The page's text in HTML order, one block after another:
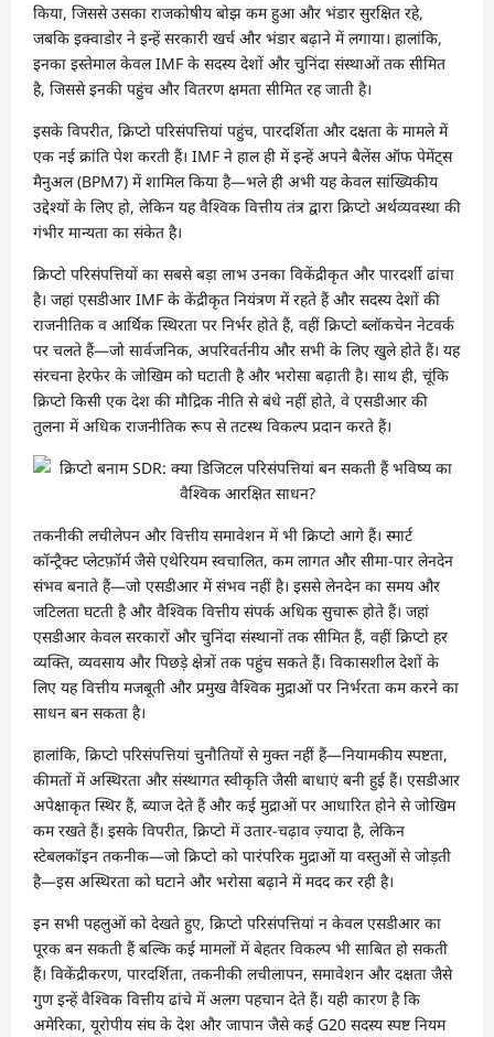
किया, जिससे उसका राजकोषीय बोझ कम हुआ और भंडार सुरक्षित रहे,
जबकि इक्वाडोर ने इन्हें सरकारी खर्च और भंडार बढ़ाने में लगाया। हालांकि,
इनका इस्तेमाल केवल IMF के सदस्य देशों और चुनिंदा संस्थाओं तक सीमित
है, जिससे इनकी पहुंच और वितरण क्षमता सीमित रह जाती है।
इसके विपरीत, क्रिप्टो परिसंपत्तियां पहुंच, पारदर्शिता और दक्षता के मामले में
एक नई क्रांति पेश करती हैं। IMF ने हाल ही में इन्हें अपने बैलेंस ऑफ पेमेंट्स
मैनुअल (BPM7) में शामिल किया है—भले ही अभी यह केवल सांख्यिकीय
उद्देश्यों के लिए हो, लेकिन यह वैश्विक वित्तीय तंत्र द्वारा क्रिप्टो अर्थव्यवस्था की
गंभीर मान्यता का संकेत है।
क्रिप्टो परिसंपत्तियों का सबसे बड़ा लाभ उनका विकेंद्रीकृत और पारदर्शी ढांचा
है। जहां एसडीआर IMF के केंद्रीकृत नियंत्रण में रहते हैं और सदस्य देशों की
राजनीतिक व आर्थिक स्थिरता पर निर्भर होते हैं, वहीं क्रिप्टो ब्लॉकचेन नेटवर्क
पर चलते हैं—जो सार्वजनिक, अपरिवर्तनीय और सभी के लिए खुले होते हैं। यह
संरचना हेरफेर के जोखिम को घटाती है और भरोसा बढ़ाती है। साथ ही, चूंकि
क्रिप्टो किसी एक देश की मौद्रिक नीति से बंधे नहीं होते, वे एसडीआर की
तुलना में अधिक राजनीतिक रूप से तटस्थ विकल्प प्रदान करते हैं।
तकनीकी लचीलेपन और वित्तीय समावेशन में भी क्रिप्टो आगे हैं। स्मार्ट
कॉन्ट्रैक्ट प्लेटफ़ॉर्म जैसे एथेरियम स्वचालित, कम लागत और सीमा-पार लेनदेन
संभव बनाते हैं—जो एसडीआर में संभव नहीं है। इससे लेनदेन का समय और
जटिलता घटती है और वैश्विक वित्तीय संपर्क अधिक सुचारू होते हैं। जहां
एसडीआर केवल सरकारों और चुनिंदा संस्थानों तक सीमित हैं, वहीं क्रिप्टो हर
व्यक्ति, व्यवसाय और पिछड़े क्षेत्रों तक पहुंच सकते हैं। विकासशील देशों के
लिए यह वित्तीय मजबूती और प्रमुख वैश्विक मुद्राओं पर निर्भरता कम करने का
साधन बन सकता है।
हालांकि, क्रिप्टो परिसंपत्तियां चुनौतियों से मुक्त नहीं हैं—नियामकीय स्पष्टता,
कीमतों में अस्थिरता और संस्थागत स्वीकृति जैसी बाधाएं बनी हुई हैं। एसडीआर
अपेक्षाकृत स्थिर हैं, ब्याज देते हैं और कई मुद्राओं पर आधारित होने से जोखिम
कम रखते हैं। इसके विपरीत, क्रिप्टो में उतार-चढ़ाव ज़्यादा है, लेकिन
स्टेबलकॉइन तकनीक—जो क्रिप्टो को पारंपरिक मुद्राओं या वस्तुओं से जोड़ती
है—इस अस्थिरता को घटाने और भरोसा बढ़ाने में मदद कर रही है।
इन सभी पहलुओं को देखते हुए, क्रिप्टो परिसंपत्तियां न केवल एसडीआर का
पूरक बन सकती हैं बल्कि कई मामलों में बेहतर विकल्प भी साबित हो सकती
हैं। विकेंद्रीकरण, पारदर्शिता, तकनीकी लचीलापन, समावेशन और दक्षता जैसे
गुण इन्हें वैश्विक वित्तीय ढांचे में अलग पहचान देते हैं। यही कारण है कि
अमेरिका, यूरोपीय संघ के देश और जापान जैसे कई G20 सदस्य स्पष्ट नियम